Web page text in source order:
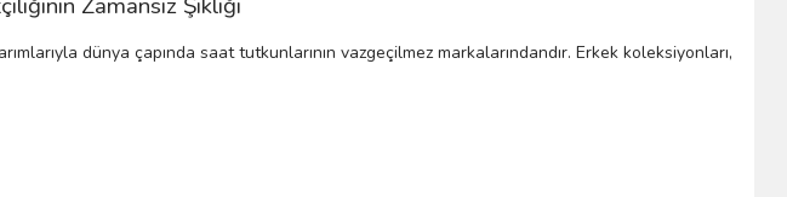
dünya çapında saat tutkunlarının vazgeçilmez markalarındandır. Erkek koleksiyonları,